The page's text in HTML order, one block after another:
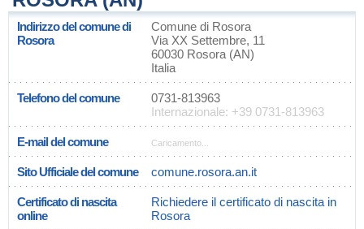
Indirizzo del comune di
Rosora
Comune di Rosora
Via XX Settembre, 11
60030 Rosora (AN)
Italia
Telefono del comune
0731-813963
Internazionale: +39 0731-813963
E-mail del comune Caricamento...
Sito Ufficiale del comune comune.rosora.an.it
Certificato di nascita
online
Richiedere il certificato di nascita in
Rosora